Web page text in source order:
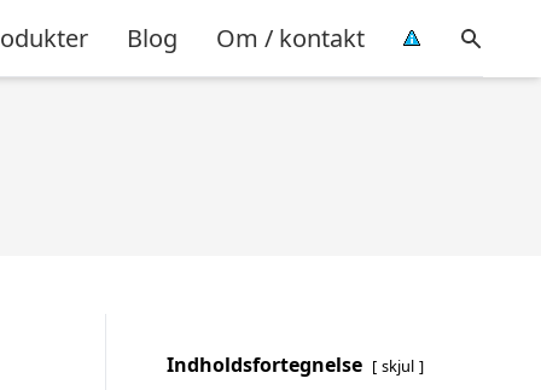
Blog Om / kontakt
Indholdsfortegnelse skjul